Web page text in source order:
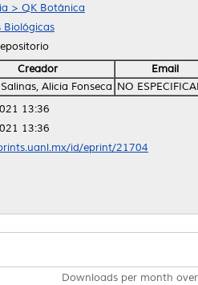
> QK Botánica
Biológicas
Creador
Email
Alicia Fonseca NO
13:36
13:36
id/eprint/21704
Downloads per month